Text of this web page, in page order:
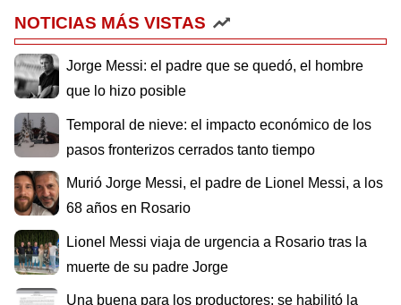
NOTICIAS MÁS VISTAS
Jorge Messi: el padre que se quedó, el hombre
que lo hizo posible
Temporal de nieve: el impacto económico de los
pasos fronterizos cerrados tanto tiempo
Murió Jorge Messi, el padre de Lionel Messi, a los
68 años en Rosario
Lionel Messi viaja de urgencia a Rosario tras la
muerte de su padre Jorge
Una buena para los productores: se habilitó la